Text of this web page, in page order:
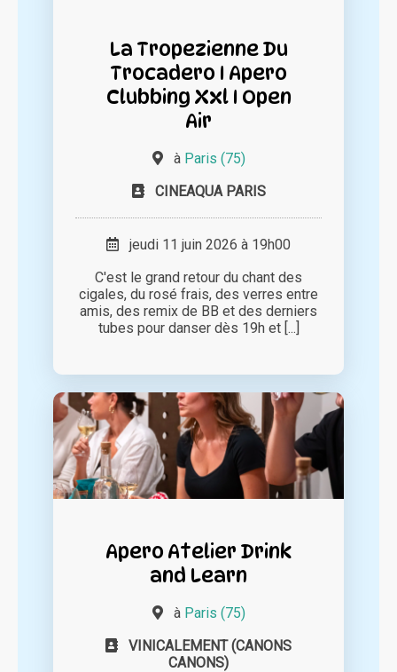
La Tropezienne Du
Trocadero I Apero
Clubbing Xxl I Open
Air
à Paris (75)
CINEAQUA PARIS
jeudi 11 juin 2026 à 19h00
C'est le grand retour du chant des
cigales, du rosé frais, des verres entre
amis, des remix de BB et des derniers
tubes pour danser dès 19h et [...]
Apero Atelier Drink
and Learn
à Paris (75)
VINICALEMENT (CANONS
CANONS)